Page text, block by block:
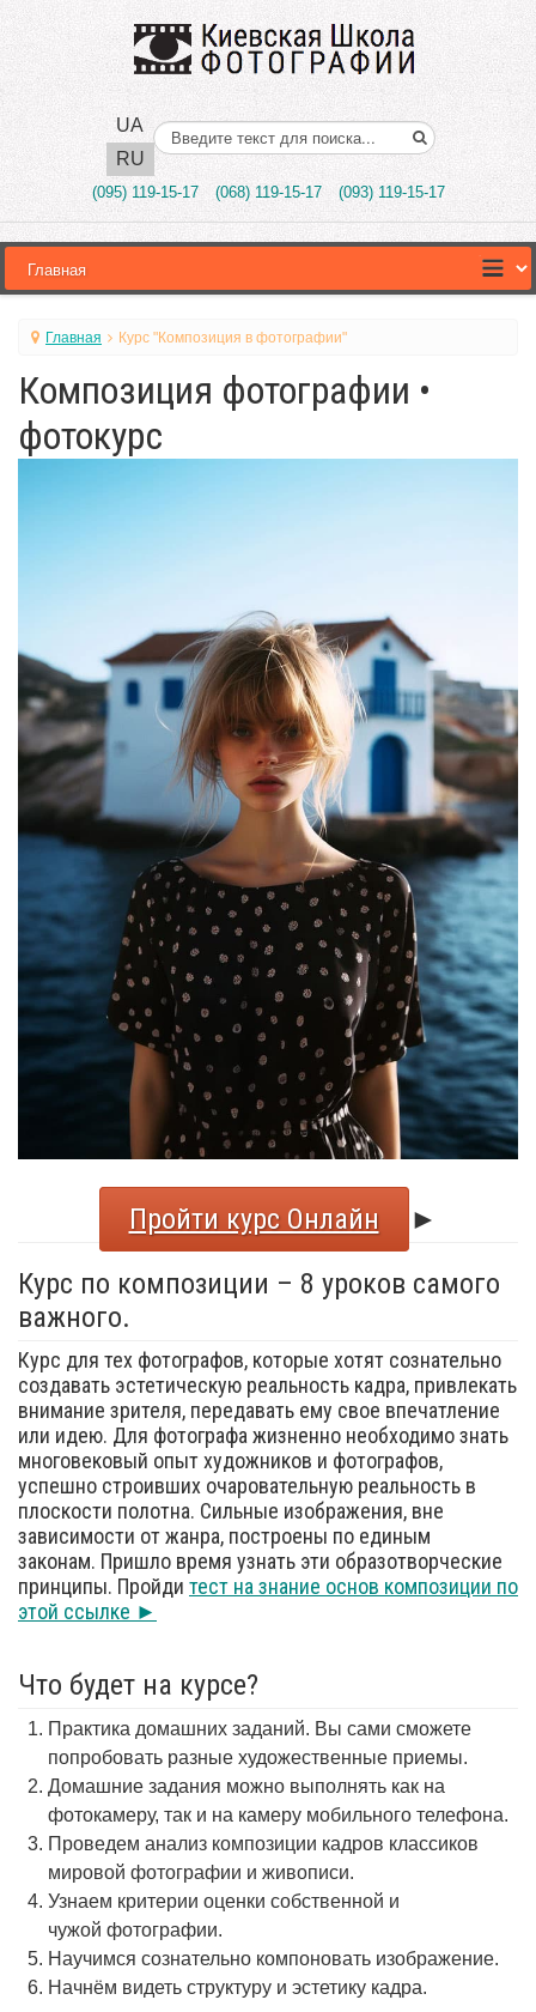
UA
RU
Поиск..
(095) 119-15-17 (068) 119-15-17 (093) 119-15-17
Главная Курс "Композиция в фотографии"
Композиция фотографии •
фотокурс
Пройти курс Онлайн
►
Курс по композиции – 8 уроков самого
важного.
Курс для тех фотографов, которые хотят сознательно
создавать эстетическую реальность кадра, привлекать
внимание зрителя, передавать ему свое впечатление
или идею. Для фотографа жизненно необходимо знать
многовековый опыт художников и фотографов,
успешно строивших очаровательную реальность в
плоскости полотна. Сильные изображения, вне
зависимости от жанра, построены по единым
законам. Пришло время узнать эти образотворческие
принципы. Пройди тест на знание основ композиции по
этой ссылке ►
Что будет на курсе?
Практика домашних заданий. Вы сами сможете
попробовать разные художественные приемы.
Домашние задания можно выполнять как на
фотокамеру, так и на камеру мобильного телефона.
Проведем анализ композиции кадров классиков
мировой фотографии и живописи.
Узнаем критерии оценки собственной и
чужой фотографии.
Научимся сознательно компоновать изображение.
Начнём видеть структуру и эстетику кадра.